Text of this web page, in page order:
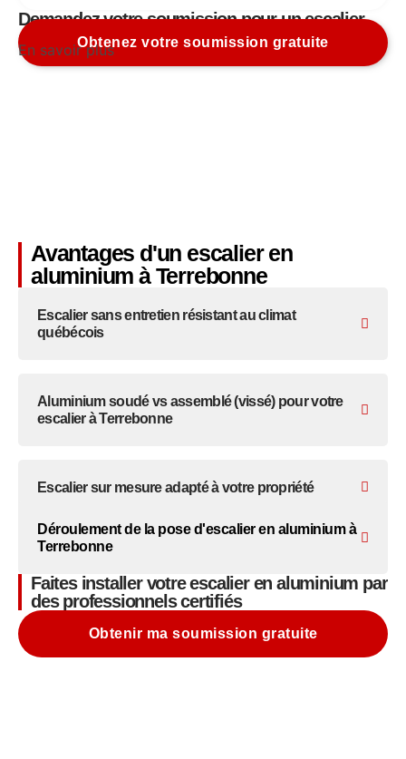
Demandez votre soumission pour un escalier
sur mesure à Terrebonne
Obtenez votre soumission gratuite
En savoir plus
Avantages d'un escalier en
aluminium à Terrebonne
Escalier sans entretien résistant au climat
québécois
Aluminium soudé vs assemblé (vissé) pour votre
escalier à Terrebonne
Escalier sur mesure adapté à votre propriété
Déroulement de la pose d'escalier en aluminium à
Terrebonne
Faites installer votre escalier en aluminium par
des professionnels certifiés
Obtenir ma soumission gratuite